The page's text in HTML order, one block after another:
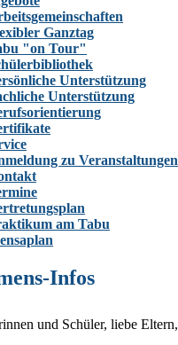
Ganztag
"on Tour"
Unterstützung
Unterstützung
zu Veranstaltungen
am Tabu
Infos
und Schüler, liebe Eltern,